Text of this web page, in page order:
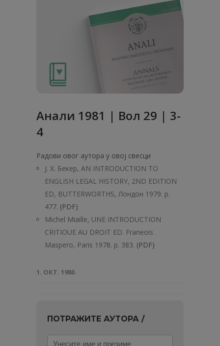
Анaли 1981 | Вол 29 | 3-
4
Радови овог аутора у овој свесци
Ј. X. Бекер, AN INTRODUCTION ТО
ENGLISH LEGAL HISTORY, 2ND EDITION
ED, BUTTERWORTHS, Лондон 1979. p.
477. (PDF)
Michel Miaille, UNE INTRODUCTION
CRITIOUE AU DROIT ED. Franeois
Maspero, Paris 1978. p. 383. (PDF)
1. ОКТ. 1980.
ПОТРАЖИТЕ АУТОРА /
Унесите